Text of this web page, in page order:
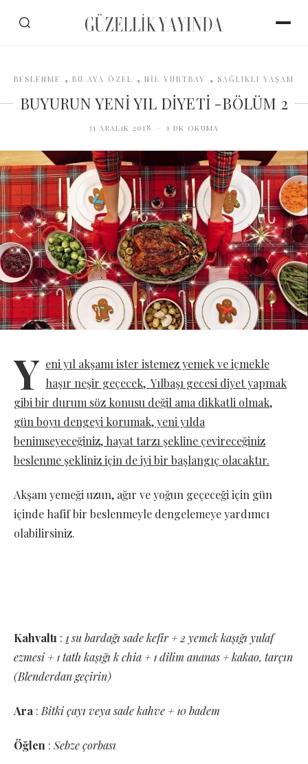
BESLENME , BU AYA ÖZEL , NİL YURTBAY , SAĞLIKLI YAŞAM
BUYURUN YENİ YIL DİYETİ -BÖLÜM 2
31 Aralık 2018 · 1 dk okuma
Y eni yıl akşamı ister istemez yemek ve içmekle
haşır neşir geçecek, Yılbaşı gecesi diyet yapmak
gibi bir durum söz konusu değil ama dikkatli olmak,
gün boyu dengeyi korumak, yeni yılda
benimseyeceğiniz, hayat tarzı şekline çevireceğiniz
beslenme şekliniz için de iyi bir başlangıç olacaktır.
Akşam yemeği uzun, ağır ve yoğun geçeceği için gün
içinde hafif bir beslenmeyle dengelemeye yardımcı
olabilirsiniz.
Kahvaltı : 1su bardağı sade kefir + 2 yemek kaşığı yulaf
ezmesi + 1 tatlı kaşığı k chia + 1 dilim ananas + kakao, tarçın
(Blenderdan geçirin)
Ara : Bitki çayı veya sade kahve + 10 badem
Öğlen :Sebze çorbası